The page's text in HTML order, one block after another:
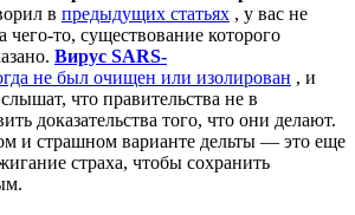
в предыдущих статьях , у вас не
чего-то, существование которого
Вирус SARS-
не был очищен или изолирован , и
что правительства не в
доказательства того, что они делают.
и страшном варианте дельты — это еще
страха, чтобы сохранить